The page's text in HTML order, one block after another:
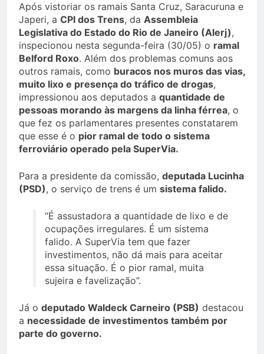
Após vistoriar os ramais Santa Cruz, Saracuruna e
Japeri, a CPI dos Trens, da Assembleia
Legislativa do Estado do Rio de Janeiro (Alerj),
inspecionou nesta segunda-feira (30/05) o ramal
Belford Roxo. Além dos problemas comuns aos
outros ramais, como buracos nos muros das vias,
muito lixo e presença do tráfico de drogas,
impressionou aos deputados a quantidade de
pessoas morando às margens da linha férrea, o
que fez os parlamentares presentes constatarem
que esse é o pior ramal de todo o sistema
ferroviário operado pela SuperVia.
Para a presidente da comissão, deputada Lucinha
(PSD), o serviço de trens é um sistema falido.
“É assustadora a quantidade de lixo e de
ocupações irregulares. É um sistema
falido. A SuperVia tem que fazer
investimentos, não dá mais para aceitar
essa situação. É o pior ramal, muita
sujeira e favelização”.
Já o deputado Waldeck Carneiro (PSB) destacou
a necessidade de investimentos também por
parte do governo.